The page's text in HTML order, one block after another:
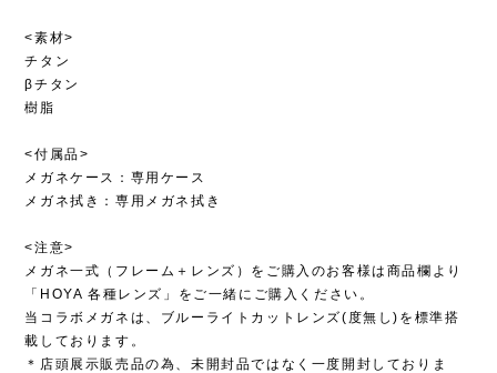
<素材>
チタン
βチタン
樹脂
<付属品>
メガネケース：専用ケース
メガネ拭き：専用メガネ拭き
<注意>
メガネ一式（フレーム＋レンズ）をご購入のお客様は商品欄より
「HOYA 各種レンズ」をご一緒にご購入ください。
当コラボメガネは、ブルーライトカットレンズ(度無し)を標準搭
載しております。
＊店頭展示販売品の為、未開封品ではなく一度開封しておりま